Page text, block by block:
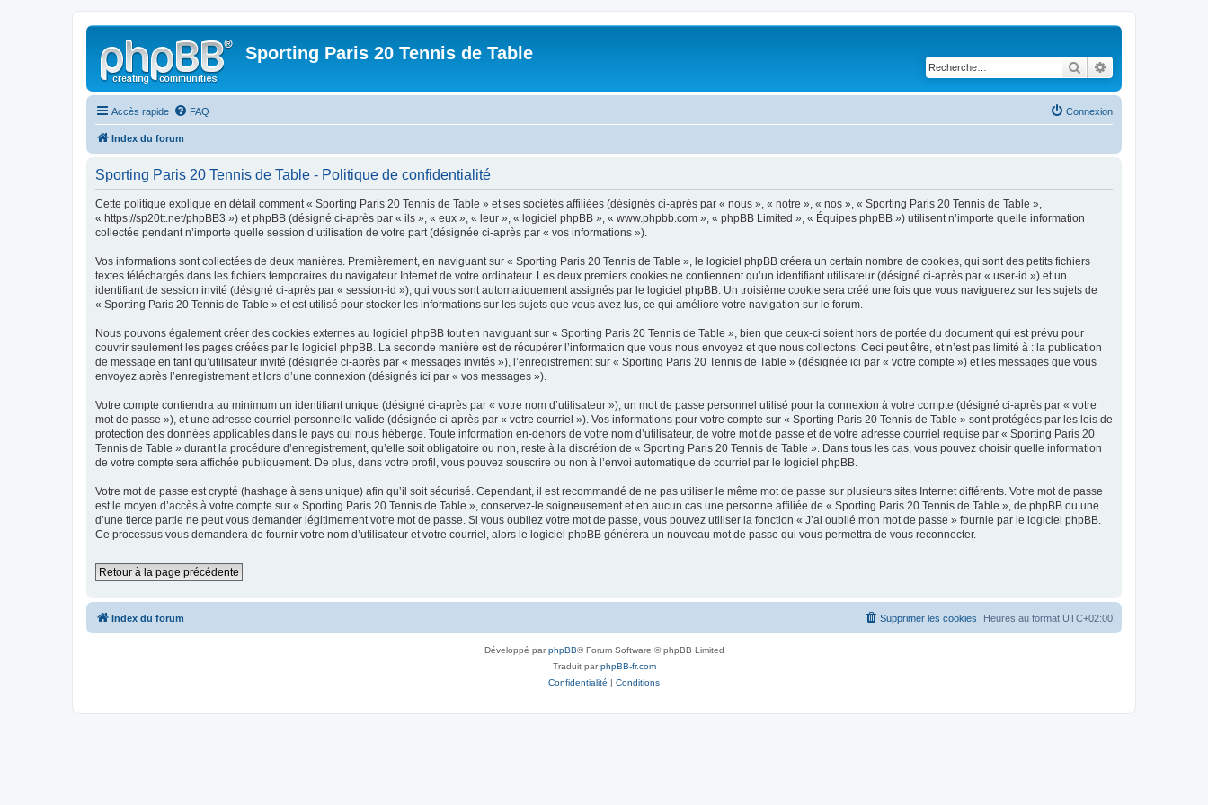
Sporting Paris 20 Tennis de Table
Rechercher
Accès rapide FAQ Connexion
Index du forum
Sporting Paris 20 Tennis de Table - Politique de confidentialité
Cette politique explique en détail comment « Sporting Paris 20 Tennis de Table » et ses sociétés affiliées (désignés ci-après par « nous », « notre », « nos », « Sporting Paris 20 Tennis de Table »,
« https://sp20tt.net/phpBB3 ») et phpBB (désigné ci-après par « ils », « eux », « leur », « logiciel phpBB », « www.phpbb.com », « phpBB Limited », « Équipes phpBB ») utilisent n’importe quelle information
collectée pendant n’importe quelle session d’utilisation de votre part (désignée ci-après par « vos informations »).
Vos informations sont collectées de deux manières. Premièrement, en naviguant sur « Sporting Paris 20 Tennis de Table », le logiciel phpBB créera un certain nombre de cookies, qui sont des petits fichiers
textes téléchargés dans les fichiers temporaires du navigateur Internet de votre ordinateur. Les deux premiers cookies ne contiennent qu’un identifiant utilisateur (désigné ci-après par « user-id ») et un
identifiant de session invité (désigné ci-après par « session-id »), qui vous sont automatiquement assignés par le logiciel phpBB. Un troisième cookie sera créé une fois que vous naviguerez sur les sujets de
« Sporting Paris 20 Tennis de Table » et est utilisé pour stocker les informations sur les sujets que vous avez lus, ce qui améliore votre navigation sur le forum.
Nous pouvons également créer des cookies externes au logiciel phpBB tout en naviguant sur « Sporting Paris 20 Tennis de Table », bien que ceux-ci soient hors de portée du document qui est prévu pour
couvrir seulement les pages créées par le logiciel phpBB. La seconde manière est de récupérer l’information que vous nous envoyez et que nous collectons. Ceci peut être, et n’est pas limité à : la publication
de message en tant qu’utilisateur invité (désignée ci-après par « messages invités »), l’enregistrement sur « Sporting Paris 20 Tennis de Table » (désignée ici par « votre compte ») et les messages que vous
envoyez après l’enregistrement et lors d’une connexion (désignés ici par « vos messages »).
Votre compte contiendra au minimum un identifiant unique (désigné ci-après par « votre nom d’utilisateur »), un mot de passe personnel utilisé pour la connexion à votre compte (désigné ci-après par « votre
mot de passe »), et une adresse courriel personnelle valide (désignée ci-après par « votre courriel »). Vos informations pour votre compte sur « Sporting Paris 20 Tennis de Table » sont protégées par les lois de
protection des données applicables dans le pays qui nous héberge. Toute information en-dehors de votre nom d’utilisateur, de votre mot de passe et de votre adresse courriel requise par « Sporting Paris 20
Tennis de Table » durant la procédure d’enregistrement, qu’elle soit obligatoire ou non, reste à la discrétion de « Sporting Paris 20 Tennis de Table ». Dans tous les cas, vous pouvez choisir quelle information
de votre compte sera affichée publiquement. De plus, dans votre profil, vous pouvez souscrire ou non à l’envoi automatique de courriel par le logiciel phpBB.
Votre mot de passe est crypté (hashage à sens unique) afin qu’il soit sécurisé. Cependant, il est recommandé de ne pas utiliser le même mot de passe sur plusieurs sites Internet différents. Votre mot de passe
est le moyen d’accès à votre compte sur « Sporting Paris 20 Tennis de Table », conservez-le soigneusement et en aucun cas une personne affiliée de « Sporting Paris 20 Tennis de Table », de phpBB ou une
d’une tierce partie ne peut vous demander légitimement votre mot de passe. Si vous oubliez votre mot de passe, vous pouvez utiliser la fonction « J’ai oublié mon mot de passe » fournie par le logiciel phpBB.
Ce processus vous demandera de fournir votre nom d’utilisateur et votre courriel, alors le logiciel phpBB générera un nouveau mot de passe qui vous permettra de vous reconnecter.
Retour à la page précédente
Index du forum Heures au format UTC+02:00
Supprimer les cookies
Développé parphpBB® Forum Software © phpBB Limited
Traduit parphpBB-fr.com
Confidentialité | Conditions